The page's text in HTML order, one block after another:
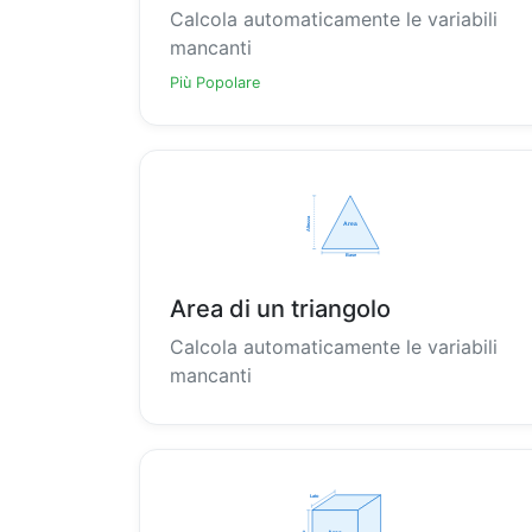
Calcola automaticamente le variabili
mancanti
Più Popolare
Area di un triangolo
Calcola automaticamente le variabili
mancanti